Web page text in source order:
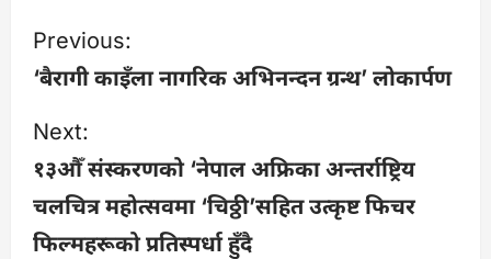
P
o
s
t
n
Previous:
‘बैरागी काइँला नागरिक अभिनन्दन ग्रन्थ’ लोकार्पण
Next:
१३औँ संस्करणको ‘नेपाल अफ्रिका अन्तर्राष्ट्रिय
चलचित्र महोत्सवमा ‘चिठ्ठी’सहित उत्कृष्ट फिचर
फिल्महरूको प्रतिस्पर्धा हुँदै